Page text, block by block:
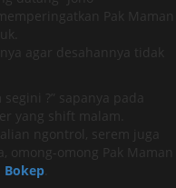
Pak Maman
agar desahannya tidak
?” sapanya pada
yang shift malam.
ngontrol, serem juga
omong-omong Pak Maman
Bokep